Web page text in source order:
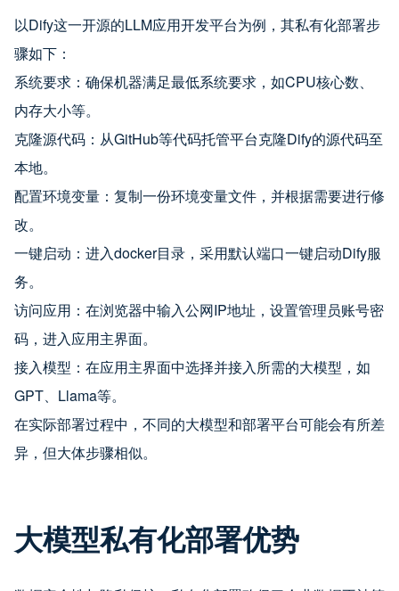
以Dify这一开源的LLM应用开发平台为例，其私有化部署步
骤如下：
系统要求：确保机器满足最低系统要求，如CPU核心数、
内存大小等。
克隆源代码：从GitHub等代码托管平台克隆Dify的源代码至
本地。
配置环境变量：复制一份环境变量文件，并根据需要进行修
改。
一键启动：进入docker目录，采用默认端口一键启动Dify服
务。
访问应用：在浏览器中输入公网IP地址，设置管理员账号密
码，进入应用主界面。
接入模型：在应用主界面中选择并接入所需的大模型，如
GPT、Llama等。
在实际部署过程中，不同的大模型和部署平台可能会有所差
异，但大体步骤相似。
大模型私有化部署优势